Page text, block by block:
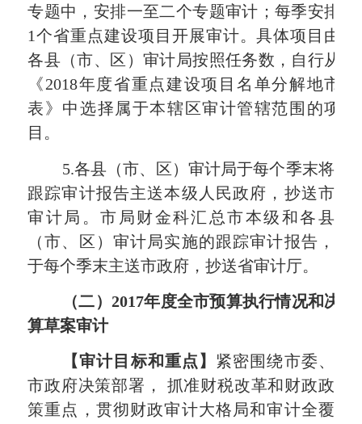
专题中，安排一至二个专题审计；每季安排
1个省重点建设项目开展审计。具体项目由
各县（市、区）审计局按照任务数，自行从
《2018年度省重点建设项目名单分解地市
表》中选择属于本辖区审计管辖范围的项
目。
5.各县（市、区）审计局于每个季末将
跟踪审计报告主送本级人民政府，抄送市
审计局。市局财金科汇总市本级和各县
（市、区）审计局实施的跟踪审计报告，
于每个季末主送市政府，抄送省审计厅。
（二）2017年度全市预算执行情况和决
算草案审计
【审计目标和重点】 紧密围绕市委、
市政府决策部署， 抓准财税改革和财政政
策重点，贯彻财政审计大格局和审计全覆